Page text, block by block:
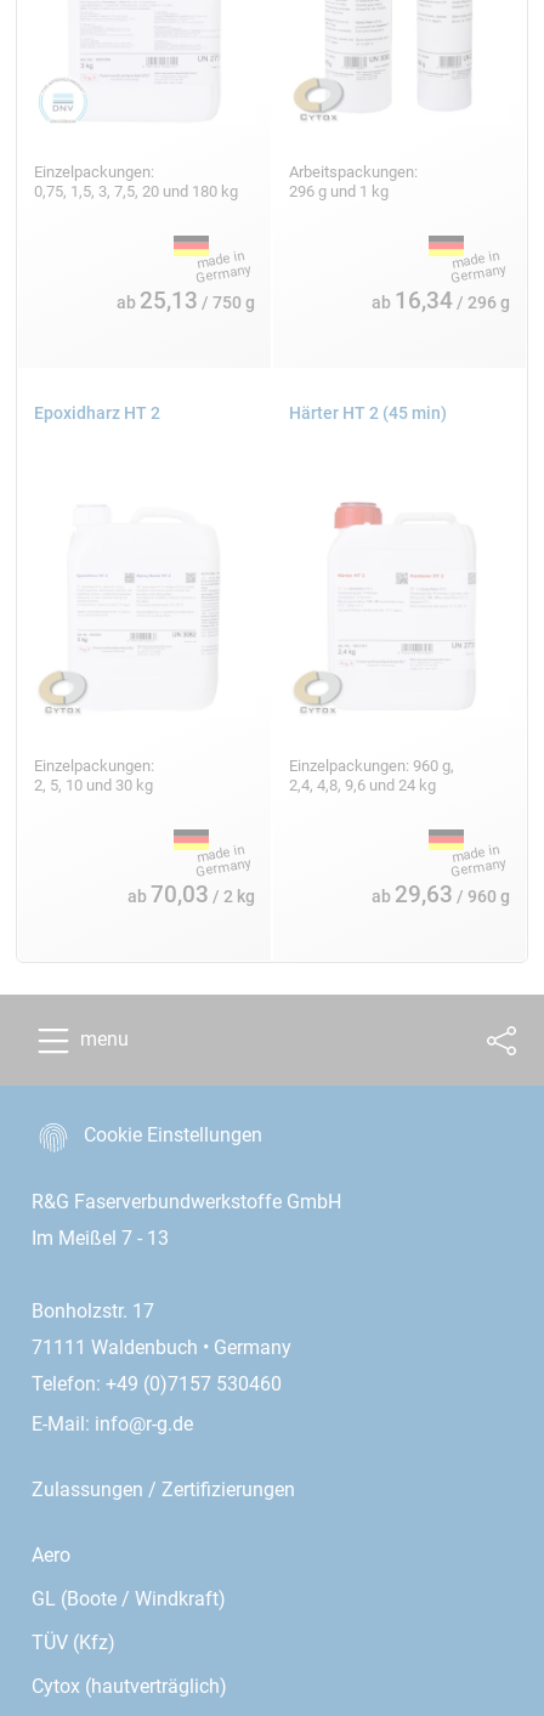
Einzelpackungen:
0,75, 1,5, 3, 7,5, 20 und 180 kg
ab 25,13 / 750 g
Arbeitspackungen:
296 g und 1 kg
ab 16,34/ 296 g
Epoxidharz HT 2
Einzelpackungen:
2, 5, 10 und 30 kg
ab 70,03 / 2 kg
Härter HT 2 (45 min)
Einzelpackungen: 960 g,
2,4, 4,8, 9,6 und 24 kg
ab 29,63 / 960 g
menu
Cookie Einstellungen
R&G Faserverbundwerkstoffe GmbH
Im Meißel 7 - 13
Bonholzstr. 17
71111 Waldenbuch • Germany
Telefon: +49 (0)7157 530460
E-Mail: info@r-g.de
Zulassungen / Zertifizierungen
Aero
GL (Boote / Windkraft)
TÜV (Kfz)
Cytox (hautverträglich)